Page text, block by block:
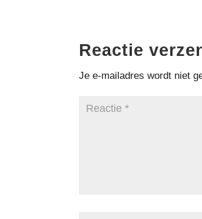
Reactie
Je e-mailadres wordt niet